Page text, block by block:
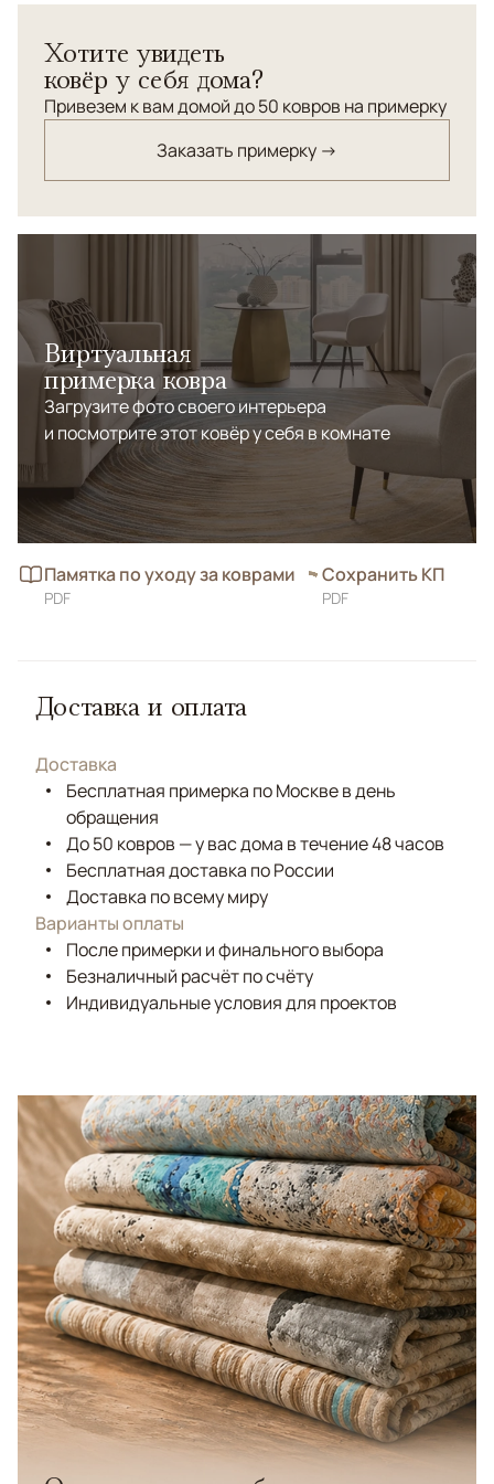
Хотите увидеть
ковёр у себя дома?
Привезем к вам домой до 50 ковров на примерку
Заказать примерку →
Виртуальная
примерка ковра
Загрузите фото своего интерьера
и посмотрите этот ковёр у себя в комнате
Памятка по уходу за коврами
PDF
Сохранить КП
PDF
Доставка и оплата
Доставка
Бесплатная примерка по Москве в день
обращения
До 50 ковров — у вас дома в течение 48 часов
Бесплатная доставка по России
Доставка по всему миру
Варианты оплаты
После примерки и финального выбора
Безналичный расчёт по счёту
Индивидуальные условия для проектов